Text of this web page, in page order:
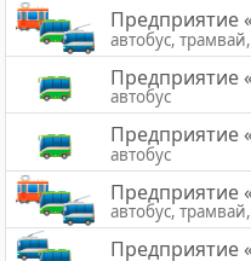
Предприятие
автобус,
Предприятие
автобус
Предприятие
автобус
Предприятие
автобус,
Предприятие